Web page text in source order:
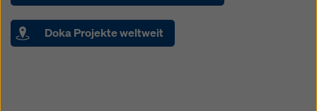
Doka Projekte weltweit